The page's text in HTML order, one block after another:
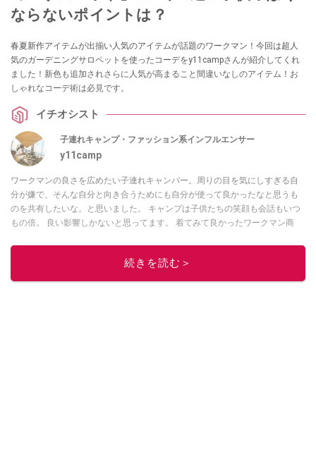
ならないポイントは？
春夏新作アイテムが出揃い人気のアイテムが話題のワークマン！今回は超人
気のガーデニングサロペットを使ったコーデをy11campさんが紹介してくれ
ました！新色も追加されさらに人気が高まること間違いなしのアイテム！お
しゃれなコーデ術は必見です。
イチオシスト
子連れキャンプ・ファッション系インフルエンサー
y11camp
ワークマンの良さを広めたい子連れキャンパー。周りの目を気にしすぎる自
分が嫌で、そんな自分と向き合うためにも自分が使って良かったなと思うも
のを共有したいな。と思いました。 キャンプは子供たちの笑顔も会話もいつ
もの倍。 良い影響しかないと思ってます。 着てみて良かったワークマン商
から！
続きを読む＞